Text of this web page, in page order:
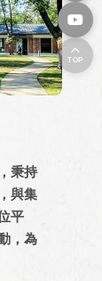
秉持
與集
平
，為
TOP